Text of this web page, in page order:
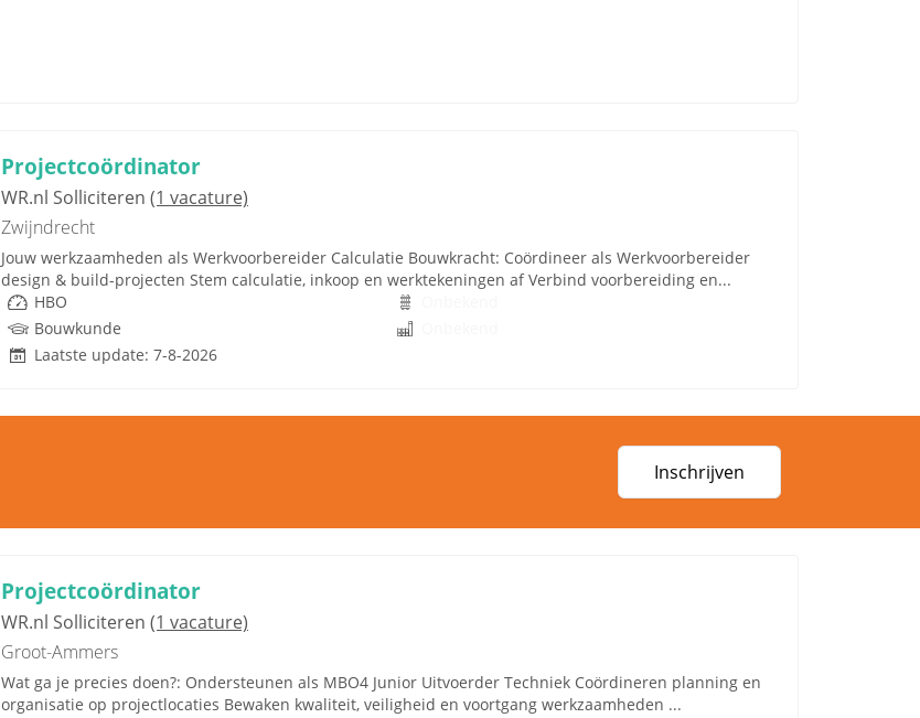
Projectcoördinator
WR.nl Solliciteren (1 vacature)
Zwijndrecht
Jouw werkzaamheden als Werkvoorbereider Calculatie Bouwkracht: Coördineer als Werkvoorbereider
design & build-projecten Stem calculatie, inkoop en werktekeningen af Verbind voorbereiding en...
HBO
Bouwkunde
Laatste update: 7-8-2026
Inschrijven
Projectcoördinator
WR.nl Solliciteren (1 vacature)
Groot-Ammers
Wat ga je precies doen?: Ondersteunen als MBO4 Junior Uitvoerder Techniek Coördineren planning en
organisatie op projectlocaties Bewaken kwaliteit, veiligheid en voortgang werkzaamheden ...